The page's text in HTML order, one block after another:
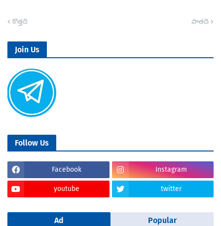
కొత్తది పాతది
Join Us
Follow Us
Facebook Instagram
youtube twitter
Ad Popular